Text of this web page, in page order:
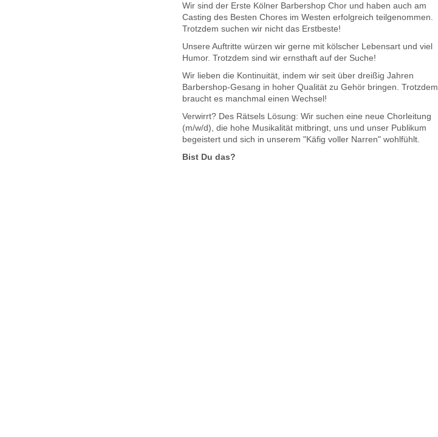
Wir sind der Erste Kölner Barbershop Chor und haben auch am
Casting des Besten Chores im Westen erfolgreich teilgenommen.
Trotzdem suchen wir nicht das Erstbeste!
Unsere Auftritte würzen wir gerne mit kölscher Lebensart und viel
Humor. Trotzdem sind wir ernsthaft auf der Suche!
Wir lieben die Kontinuität, indem wir seit über dreißig Jahren
Barbershop-Gesang in hoher Qualität zu Gehör bringen. Trotzdem
braucht es manchmal einen Wechsel!
Verwirrt? Des Rätsels Lösung: Wir suchen eine neue Chorleitung
(m/w/d), die hohe Musikalität mitbringt, uns und unser Publikum
begeistert und sich in unserem "Käfig voller Narren" wohlfühlt.
Bist Du das?